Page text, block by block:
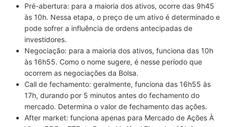
Pré-abertura: para a maioria dos ativos, ocorre das 9h45
às 10h. Nessa etapa, o preço de um ativo é determinado e
pode sofrer a influência de ordens antecipadas de
investidores.
Negociação: para a maioria dos ativos, funciona das 10h
às 16h55. Como o nome sugere, é nesse período que
ocorrem as negociações da Bolsa.
Call de fechamento: geralmente, funciona das 16h55 às
17h, durando por 5 minutos antes do fechamento do
mercado. Determina o valor de fechamento das ações.
After market: funciona apenas para Mercado de Ações À